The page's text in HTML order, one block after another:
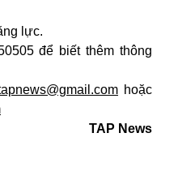
lực.
để biết thêm thông
hoặc
TAP News